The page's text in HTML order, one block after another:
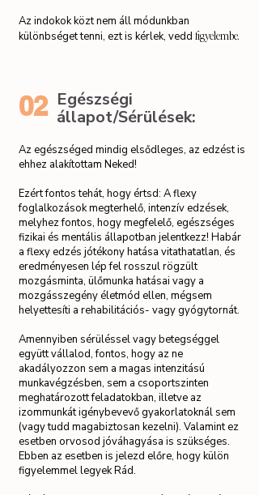
Az indokok közt nem áll módunkban
különbséget tenni, ezt is kérlek, vedd figyelembe.
02 Egészségi
állapot/Sérülések:
Az egészséged mindig elsődleges, az edzést is
ehhez alakítottam Neked!
Ezért fontos tehát, hogy értsd: A flexy
foglalkozások megterhelő, intenzív edzések,
melyhez fontos, hogy megfelelő, egészséges
fizikai és mentális állapotban jelentkezz! Habár
a flexy edzés jótékony hatása vitathatatlan, és
eredményesen lép fel rosszul rögzült
mozgásminta, ülőmunka hatásai vagy a
mozgásszegény életmód ellen, mégsem
helyettesíti a rehabilitációs- vagy gyógytornát.
Amennyiben sérüléssel vagy betegséggel
együtt vállalod, fontos, hogy az ne
akadályozzon sem a magas intenzitású
munkavégzésben, sem a csoportszinten
meghatározott feladatokban, illetve az
izommunkát igénybevevő gyakorlatoknál sem
(vagy tudd magabiztosan kezelni). Valamint ez
esetben orvosod jóváhagyása is szükséges.
Ebben az esetben is jelezd előre, hogy külön
figyelemmel legyek Rád.